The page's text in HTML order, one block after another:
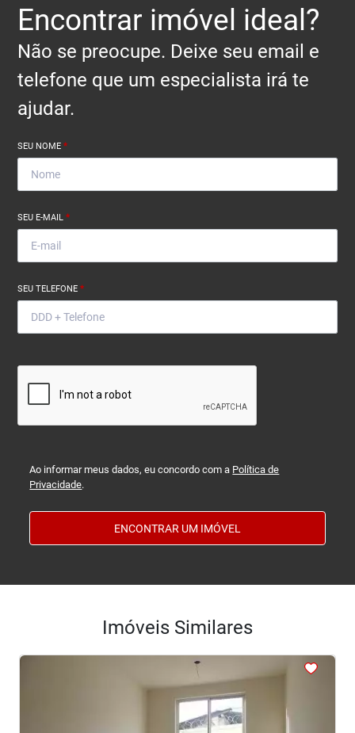
Encontrar imóvel ideal?
Não se preocupe. Deixe seu email e
telefone que um especialista irá te
ajudar.
SEU NOME*
SEU E-MAIL*
SEU TELEFONE*
Ao informar meus dados, eu concordo com a Política de
Privacidade.
ENCONTRAR UM IMÓVEL
Imóveis Similares